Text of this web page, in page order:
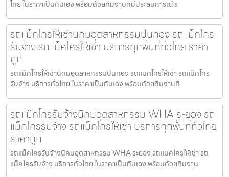
ไทย ในราคาเป็นกันเอง พร้อมด้วยทีมงานที่มีประสบการณ์ แ
รถแม็คโครให้เช่านิคมอุตสาหกรรมปิ่นทอง รถแม็คโคร
รับจ้าง รถแม็คโครให้เช่า บริการทุกพื้นที่ทั่วไทย ราคา
ถูก
รถแม็คโครให้เช่านิคมอุตสาหกรรมปิ่นทอง รถแมคโครให้เช่า รถแม็คโคร
รับจ้าง บริการทั่วไทย ในราคาเป็นกันเอง พร้อมด้วยทีมงานที่
รถแม็คโครรับจ้างนิคมอุตสาหกรรม WHA ระยอง รถ
แม็คโครรับจ้าง รถแม็คโครให้เช่า บริการทุกพื้นที่ทั่วไทย
ราคาถูก
รถแม็คโครรับจ้างนิคมอุตสาหกรรม WHA ระยอง รถแมคโครให้เช่า รถ
แม็คโครรับจ้าง บริการทั่วไทย ในราคาเป็นกันเอง พร้อมด้วยทีมงาน